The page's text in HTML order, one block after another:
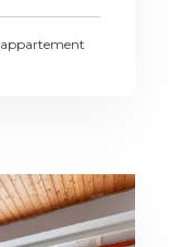
appartement